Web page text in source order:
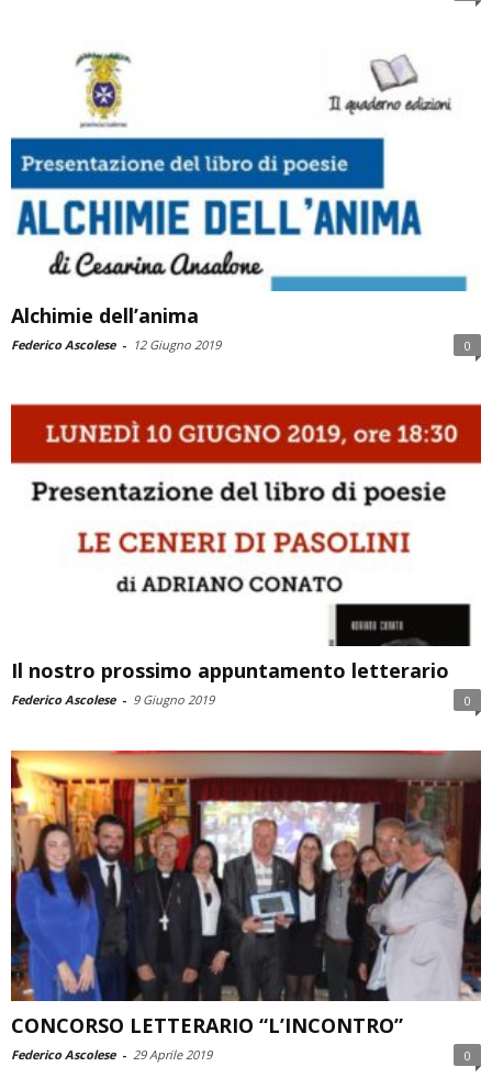
Alchimie dell’anima
Federico Ascolese - 12 Giugno 2019 0
Il nostro prossimo appuntamento letterario
Federico Ascolese - 9 Giugno 2019 0
CONCORSO LETTERARIO “L’INCONTRO”
Federico Ascolese - 29 Aprile 2019 0